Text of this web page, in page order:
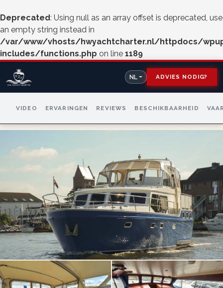
Deprecated: Using null as an array offset is deprecated, use
an empty string instead in
/var/www/vhosts/hwyachtcharter.nl/httpdocs/
includes/functions.php on line 1189
NL ADVIES NODIG?
VIDEO ERVARINGEN REVIEWS BESCHIKBAARHEID